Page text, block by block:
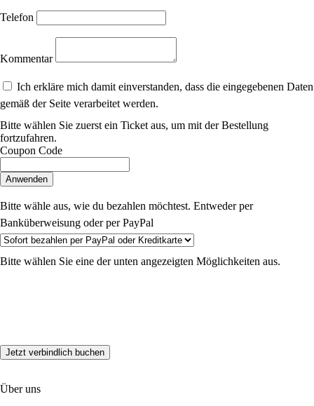
Telefon
Kommentar
Ich erkläre mich damit einverstanden, dass die eingegebenen Daten
gemäß der Seite verarbeitet werden.
Bitte wählen Sie zuerst ein Ticket aus, um mit der Bestellung
fortzufahren.
Coupon Code
Anwenden
Bitte wähle aus, wie du bezahlen möchtest. Entweder per
Banküberweisung oder per PayPal
Bitte wählen Sie eine der unten angezeigten Möglichkeiten aus.
Über uns